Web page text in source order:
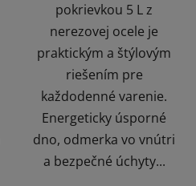
pokrievkou 5 L z
nerezovej ocele je
praktickým a štýlovým
riešením pre
každodenné varenie.
Energeticky úsporné
dno, odmerka vo vnútri
a bezpečné úchyty...